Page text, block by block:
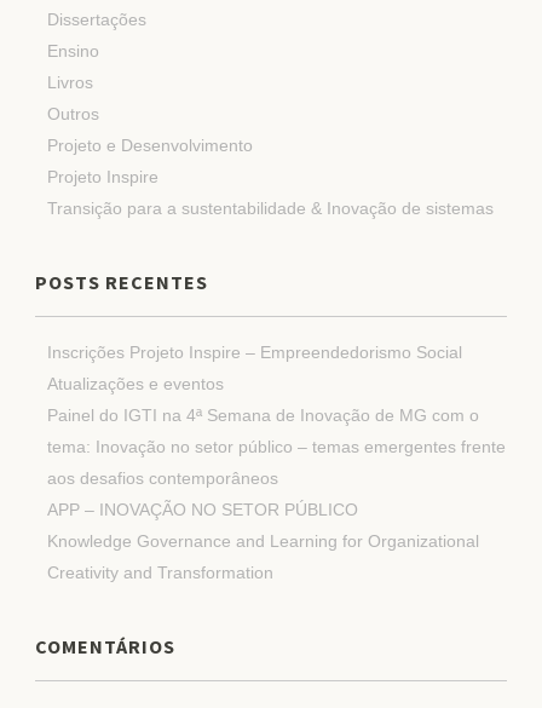
Dissertações
Ensino
Livros
Outros
Projeto e Desenvolvimento
Projeto Inspire
Transição para a sustentabilidade & Inovação de sistemas
POSTS RECENTES
Inscrições Projeto Inspire – Empreendedorismo Social
Atualizações e eventos
Painel do IGTI na 4ª Semana de Inovação de MG com o
tema: Inovação no setor público – temas emergentes frente
aos desafios contemporâneos
APP – INOVAÇÃO NO SETOR PÚBLICO
Knowledge Governance and Learning for Organizational
Creativity and Transformation
COMENTÁRIOS